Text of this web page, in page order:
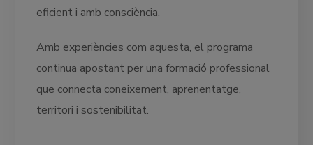
eficient i amb consciència.
Amb experiències com aquesta, el programa
continua apostant per una formació professional
que connecta coneixement, aprenentatge,
territori i sostenibilitat.